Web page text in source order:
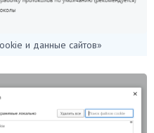
и данные сайтов»